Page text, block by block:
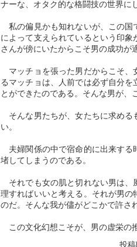
ナーな、オタク的な格闘技の世界に
私の偏見かも知れないが、この国
によって支えられているという印
さんが傍にいたからこそ男の成功が
マッチョを張った男だからこそ、
るマッチョは、人前では必ず自分
とができたのである。そんな男が、
そんな男たちが、女たちに求める
い。
夫婦関係の中で宿命的に出来する
堵してしまうのである。
それでも女の肌と切れない男は、
理すればいいと考える。それが男
のだ。そんな我が儘がどこかで許さ
この文化幻想こそが、男の虚栄の
投
れている。
シーボルトが高
にも日本の正し
中和し、自分な
ところが、スキ
者たちと観念的
己を基準にした
る。この主観的
【以下、人生論
筆・再編集した
ラム症」と呼称
は「集合体」と
版）で「自閉ス
まず、この把握
然るに、相当に
何より不幸なの
可能であるとい
症者は天才を生
つまでも解放
10
依存症
Ｌ．Ａを
ストレス軽減の
る。
「ＳＭＡＲＰＰ
現在、依存症
イエ